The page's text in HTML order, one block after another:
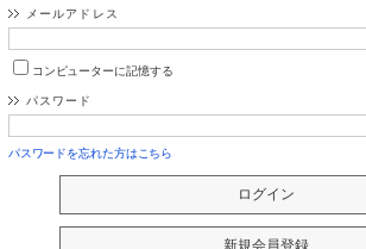
メールアドレス
コンピューターに記憶する
パスワード
パスワードを忘れた方はこちら